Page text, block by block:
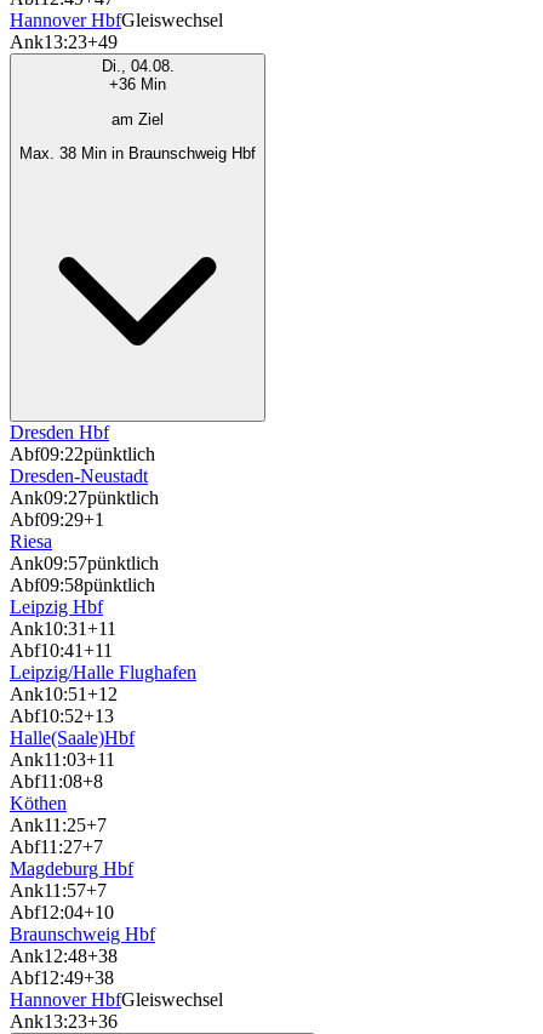
Hannover HbfGleiswechsel
Ank13:23+49
Di., 04.08.
+36 Min
am Ziel
Max. 38 Min in Braunschweig Hbf
Dresden Hbf
Abf09:22pünktlich
Dresden-Neustadt
Ank09:27pünktlich
Abf09:29+1
Riesa
Ank09:57pünktlich
Abf09:58pünktlich
Leipzig Hbf
Ank10:31+11
Abf10:41+11
Leipzig/Halle Flughafen
Ank10:51+12
Abf10:52+13
Halle(Saale)Hbf
Ank11:03+11
Abf11:08+8
Köthen
Ank11:25+7
Abf11:27+7
Magdeburg Hbf
Ank11:57+7
Abf12:04+10
Braunschweig Hbf
Ank12:48+38
Abf12:49+38
Hannover HbfGleiswechsel
Ank13:23+36